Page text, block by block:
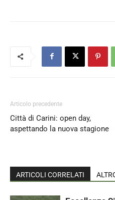
Articolo precedente
Città di Carini: open day,
aspettando la nuova stagione
ARTICOLI CORRELATI